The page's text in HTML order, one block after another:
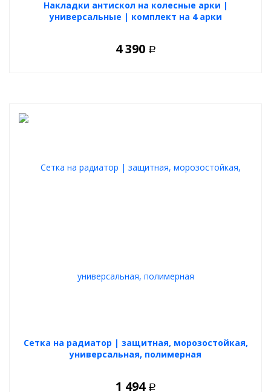
Накладки антискол на колесные арки |
универсальные | комплект на 4 арки
4 390 Р
Cетка на радиатор | защитная, морозостойкая,
универсальная, полимерная
1 494 Р